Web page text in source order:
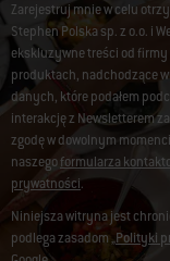
Zarejestruj mnie w celu
Stephen Polska sp. z o.o. i
ekskluzywne treści od
produktach, nadchodzące
danych, które podałem
interakcję z Newsletterem
zgodę w dowolnym
naszegoformularza
prywatności.
Niniejsza witryna jest
podlega zasadom „Polityki